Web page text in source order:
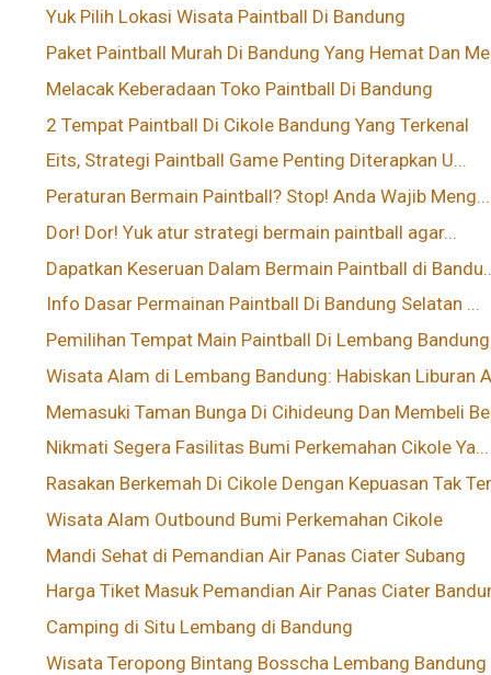
Yuk Pilih Lokasi Wisata Paintball Di Bandung
Paket Paintball Murah Di Bandung Yang Hemat Dan
Melacak Keberadaan Toko Paintball Di Bandung
2 Tempat Paintball Di Cikole Bandung Yang Terkenal
Eits, Strategi Paintball Game Penting Diterapkan U...
Peraturan Bermain Paintball? Stop! Anda Wajib Meng...
Dor! Dor! Yuk atur strategi bermain paintball agar...
Dapatkan Keseruan Dalam Bermain Paintball di
Info Dasar Permainan Paintball Di Bandung Selatan ...
Pemilihan Tempat Main Paintball Di Lembang
Wisata Alam di Lembang Bandung: Habiskan Liburan
Memasuki Taman Bunga Di Cihideung Dan Membeli
Nikmati Segera Fasilitas Bumi Perkemahan Cikole Ya...
Rasakan Berkemah Di Cikole Dengan Kepuasan Tak
Wisata Alam Outbound Bumi Perkemahan Cikole
Mandi Sehat di Pemandian Air Panas Ciater Subang
Harga Tiket Masuk Pemandian Air Panas Ciater
Camping di Situ Lembang di Bandung
Wisata Teropong Bintang Bosscha Lembang Bandung